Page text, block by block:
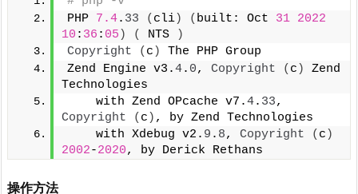
PHP 7.4. 33 ( cli) ( built: Oct 31 2022
10 : 36 : 05 ) ( NTS
)
Copyright
( c )
The PHP Group
Zend Engine v3.4. 0, Copyright ( c )
Zend
Technologies
    with Zend OPcache v7.
4. 33
Copyright
( c ) , by Zend Technologies
    with Xdebug v2.
9 . 8, Copyright ( c )
2002-2020, by Derick Rethans
操作方法